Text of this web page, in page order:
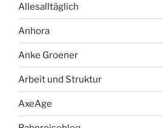
Allesalltäglich
Anhora
Anke Groener
Arbeit und Struktur
AxeAge